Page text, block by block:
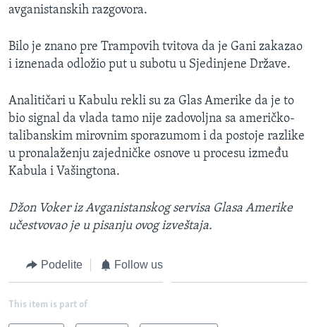
avganistanskih razgovora.
Bilo je znano pre Trampovih tvitova da je Gani zakazao
i iznenada odložio put u subotu u Sjedinjene Države.
Analitičari u Kabulu rekli su za Glas Amerike da je to
bio signal da vlada tamo nije zadovoljna sa američko-
talibanskim mirovnim sporazumom i da postoje razlike
u pronalaženju zajedničke osnove u procesu između
Kabula i Vašingtona.
Džon Voker iz Avganistanskog servisa Glasa Amerike
učestvovao je u pisanju ovog izveštaja.
Podelite Follow us
This item is part of